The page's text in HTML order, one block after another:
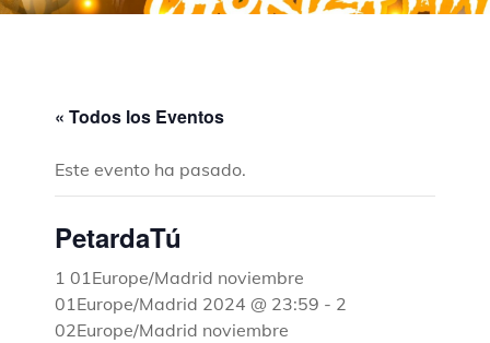
« Todos los Eventos
Este evento ha pasado.
PetardaTú
1 01Europe/Madrid noviembre
01Europe/Madrid 2024 @ 23:59 - 2
02Europe/Madrid noviembre